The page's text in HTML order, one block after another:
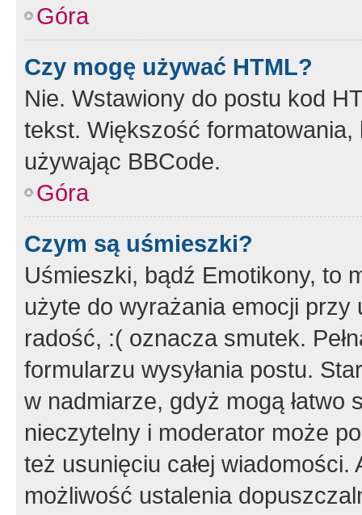
Góra
Czy mogę używać HTML?
Nie. Wstawiony do postu kod
tekst. Większość
używając BBCode.
Góra
Czym są uśmieszki?
Uśmieszki, bądź Emotikony, to
użyte do wyrażania emocji
radość, :( oznacza smutek.
formularzu wysyłania postu.
w nadmiarze, gdyż mogą
nieczytelny i moderator może
też usunięciu całej
możliwość ustalenia